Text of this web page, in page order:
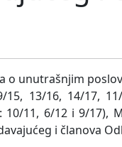
o unutrašnjim
15, 13/16, 14/17,
10/11, 6/12 i 9/17),
i članova